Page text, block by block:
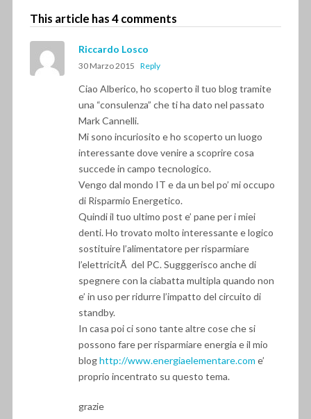
This article has 4 comments
Riccardo Losco
30 Marzo 2015 Reply
Ciao Alberico, ho scoperto il tuo blog tramite
una “consulenza” che ti ha dato nel passato
Mark Cannelli.
Mi sono incuriosito e ho scoperto un luogo
interessante dove venire a scoprire cosa
succede in campo tecnologico.
Vengo dal mondo IT e da un bel po’ mi occupo
di Risparmio Energetico.
Quindi il tuo ultimo post e’ pane per i miei
denti. Ho trovato molto interessante e logico
sostituire l’alimentatore per risparmiare
l’elettricitÃ del PC. Sugggerisco anche di
spegnere con la ciabatta multipla quando non
e’ in uso per ridurre l’impatto del circuito di
standby.
In casa poi ci sono tante altre cose che si
possono fare per risparmiare energia e il mio
bloghttp://www.energiaelementare.com e’
proprio incentrato su questo tema.
grazie